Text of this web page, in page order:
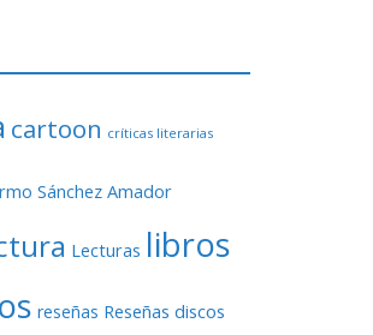
cartoon críticas literarias
Sánchez Amador
Lecturas libros
reseñas Reseñas discos